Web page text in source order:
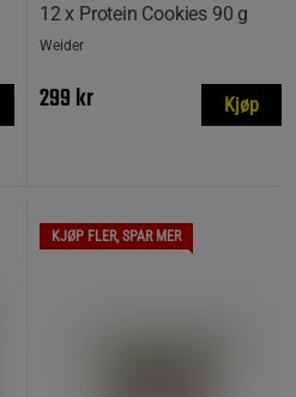
12 x Protein Cookies 90 g
Weider
299 kr Kjøp
KJØP FLER, SPAR MER